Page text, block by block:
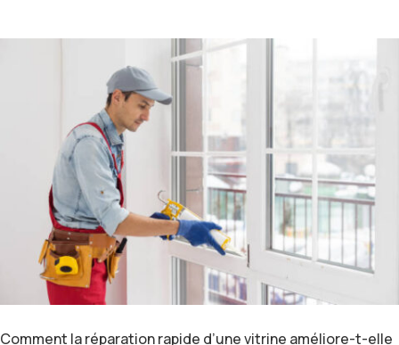
Comment la réparation rapide d’une vitrine améliore-t-elle